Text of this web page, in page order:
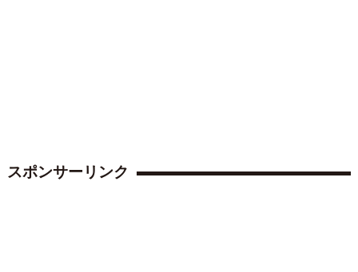
スポンサーリンク